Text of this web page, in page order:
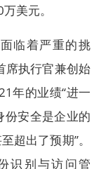
美元。
临着严重的挑
席执行官兼创始
年的业绩“进一
份安全是企业的
超出了预期”。
识别与访问管